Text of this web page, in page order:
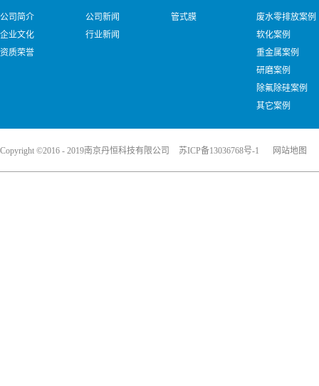
公司简介
企业文化
资质荣誉
公司新闻
行业新闻
管式膜
废水零排放案例
软化案例
重金属案例
研磨案例
除氟除硅案例
其它案例
Copyright ©2016 - 2019南京丹恒科技有限公司 苏ICP备13036768号-1 网站地图